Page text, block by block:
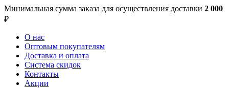
Минимальная сумма заказа для осуществления доставки 2 000
₽
О нас
Оптовым покупателям
Доставка и оплата
Система скидок
Контакты
Акции